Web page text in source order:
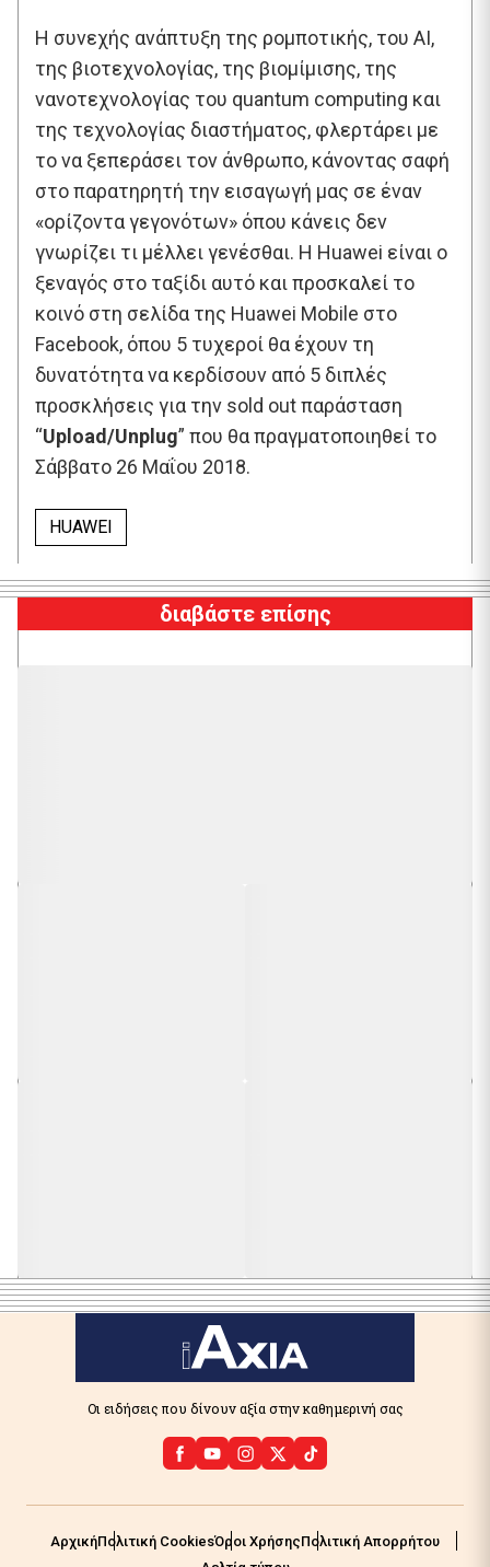
Η συνεχής ανάπτυξη της ρομποτικής, του ΑΙ,
της βιοτεχνολογίας, της βιομίμισης, της
νανοτεχνολογίας του quantum computing και
της τεχνολογίας διαστήματος, φλερτάρει με
το να ξεπεράσει τον άνθρωπο, κάνοντας σαφή
στο παρατηρητή την εισαγωγή μας σε έναν
«ορίζοντα γεγονότων» όπου κάνεις δεν
γνωρίζει τι μέλλει γενέσθαι. Η Huawei είναι ο
ξεναγός στο ταξίδι αυτό και προσκαλεί το
κοινό στη σελίδα της Huawei Mobile στο
Facebook, όπου 5 τυχεροί θα έχουν τη
δυνατότητα να κερδίσουν από 5 διπλές
προσκλήσεις για την sold out παράσταση
“Upload/Unplug” που θα πραγματοποιηθεί το
Σάββατο 26 Μαΐου 2018.
HUAWEI
διαβάστε επίσης
Οι ειδήσεις που δίνουν αξία στην καθημερινή σας
ΑρχικήΠολιτική CookiesΌροι ΧρήσηςΠολιτική Απορρήτου